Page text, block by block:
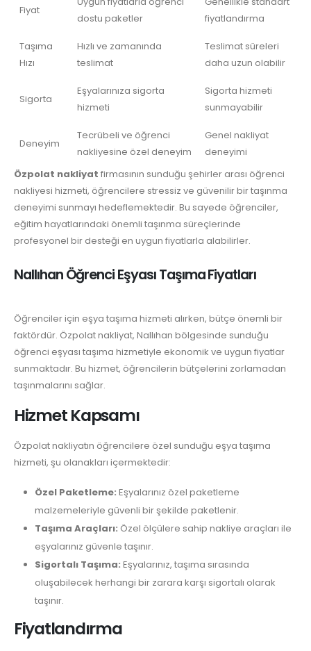
Fiyat
dostu paketler
fiyatlandırma
Taşıma
Hızı
Hızlı ve zamanında
teslimat
Teslimat süreleri
daha uzun olabilir
Sigorta
Eşyalarınıza sigorta
hizmeti
Sigorta hizmeti
sunmayabilir
Deneyim
Tecrübeli ve öğrenci
nakliyesine özel deneyim
Genel nakliyat
deneyimi
Özpolat nakliyat firmasının sunduğu şehirler arası öğrenci
nakliyesi hizmeti, öğrencilere stressiz ve güvenilir bir taşınma
deneyimi sunmayı hedeflemektedir. Bu sayede öğrenciler,
eğitim hayatlarındaki önemli taşınma süreçlerinde
profesyonel bir desteği en uygun fiyatlarla alabilirler.
Nallıhan Öğrenci Eşyası Taşıma Fiyatları
Öğrenciler için eşya taşıma hizmeti alırken, bütçe önemli bir
faktördür. Özpolat nakliyat, Nallıhan bölgesinde sunduğu
öğrenci eşyası taşıma hizmetiyle ekonomik ve uygun fiyatlar
sunmaktadır. Bu hizmet, öğrencilerin bütçelerini zorlamadan
taşınmalarını sağlar.
Hizmet Kapsamı
Özpolat nakliyatın öğrencilere özel sunduğu eşya taşıma
hizmeti, şu olanakları içermektedir:
Özel Paketleme: Eşyalarınız özel paketleme
malzemeleriyle güvenli bir şekilde paketlenir.
Taşıma Araçları: Özel ölçülere sahip nakliye araçları ile
eşyalarınız güvenle taşınır.
Sigortalı Taşıma: Eşyalarınız, taşıma sırasında
oluşabilecek herhangi bir zarara karşı sigortalı olarak
taşınır.
Fiyatlandırma